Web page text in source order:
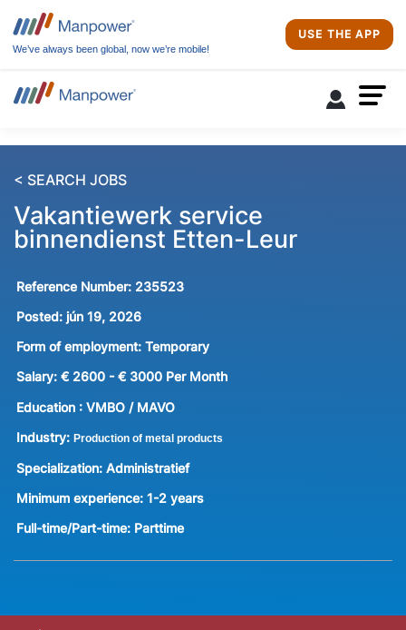
We’ve always been global, now we’re mobile!
USE THE APP
< SEARCH JOBS
Vakantiewerk service
binnendienst Etten-Leur
Reference Number: 235523
Posted: jún 19, 2026
Form of employment: Temporary
Salary: € 2600 - € 3000 Per Month
Education : VMBO / MAVO
Industry: Production of metal products
Specialization: Administratief
Minimum experience: 1-2 years
Full-time/Part-time: Parttime